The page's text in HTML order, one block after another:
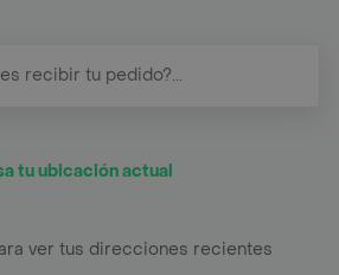
tu ubicación actual
ver tus direcciones recientes